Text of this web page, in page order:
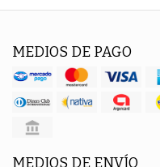
MEDIOS DE PAGO
MEDIOS DE ENVÍO